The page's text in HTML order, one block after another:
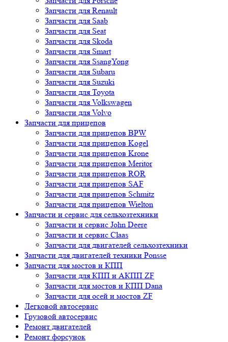
Запчасти для Renault
Запчасти для Saab
Запчасти для Seat
Запчасти для Skoda
Запчасти для Smart
Запчасти для SsangYong
Запчасти для Subaru
Запчасти для Suzuki
Запчасти для Toyota
Запчасти для Volkswagen
Запчасти для Volvo
Запчасти для прицепов
Запчасти для прицепов BPW
Запчасти для прицепов Kogel
Запчасти для прицепов Krone
Запчасти для прицепов Meritor
Запчасти для прицепов ROR
Запчасти для прицепов SAF
Запчасти для прицепов Schmitz
Запчасти для прицепов Wielton
Запчасти и сервис для сельхозтехники
Запчасти и сервис John Deere
Запчасти и сервис Claas
Запчасти для двигателей сельхозтехники
Запчасти для двигателей техники Ponsse
Запчасти для мостов и КПП
Запчасти для КПП и АКПП ZF
Запчасти для мостов и КПП Dana
Запчасти для осей и мостов ZF
Легковой автосервис
Грузовой автосервис
Ремонт двигателей
Ремонт форсунок